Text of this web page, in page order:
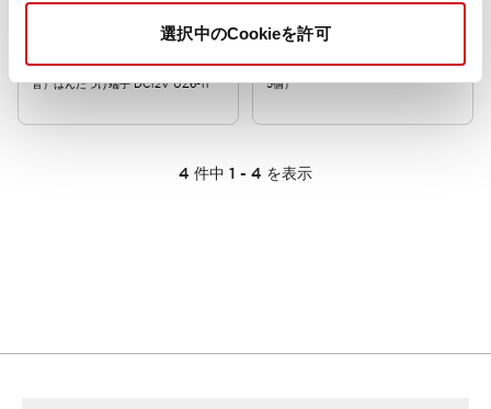
選択中のCookieを許可
UZ6形ブザーブザーユニット（連続
音）はんだづけ端子 DC12V UZ6-11
UZ6形ブザー UZ6-16P (販売単位 同種
5個）
4 件中 1 - 4 を表示